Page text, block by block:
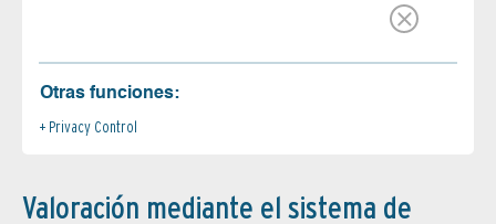
Otras funciones:
Privacy Control
Valoración mediante el sistema de